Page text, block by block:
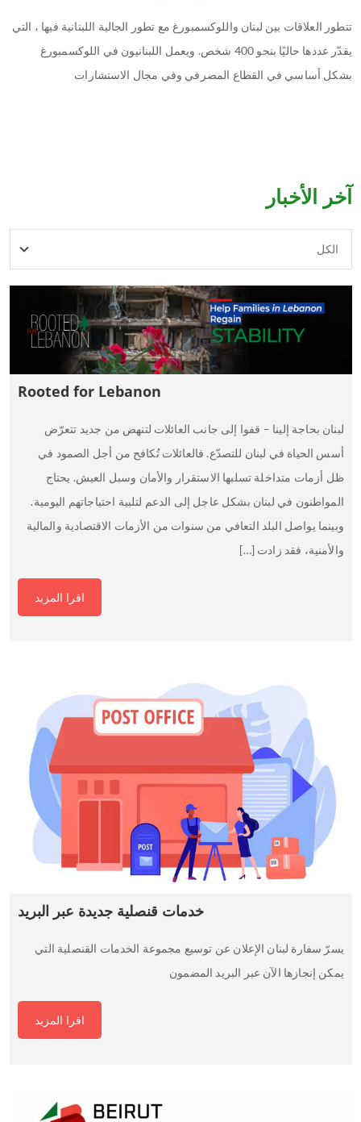
تتطور العلاقات بين لبنان واللوكسمبورغ مع تطور الجالية اللبنانية فيها ، التي
يقدّر عددها حاليًا بنحو 400 شخص. ويعمل اللبنانيون في اللوكسمبورغ
بشكل أساسي في القطاع المصرفي وفي مجال الاستشارات
آخر الأخبار
Rooted for Lebanon
لبنان بحاجة إلينا – قفوا إلى جانب العائلات لتنهض من جديد تتعرّض
أسس الحياة في لبنان للتصدّع. فالعائلات تُكافح من أجل الصمود في
ظل أزمات متداخلة تسلبها الاستقرار والأمان وسبل العيش. يحتاج
المواطنون في لبنان بشكل عاجل إلى الدعم لتلبية احتياجاتهم اليومية.
وبينما يواصل البلد التعافي من سنوات من الأزمات الاقتصادية والمالية
والأمنية، فقد زادت […]
اقرا المزيد
خدمات قنصلية جديدة عبر البريد
يسرّ سفارة لبنان الإعلان عن توسيع مجموعة الخدمات القنصلية التي
يمكن إنجازها الآن عبر البريد المضمون
اقرا المزيد